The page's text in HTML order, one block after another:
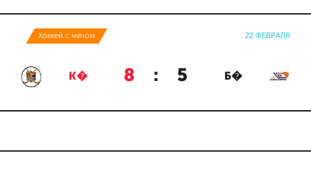
Хоккей с мячом 22 ФЕВРАЛЯ
К� 8 : 5 Б�